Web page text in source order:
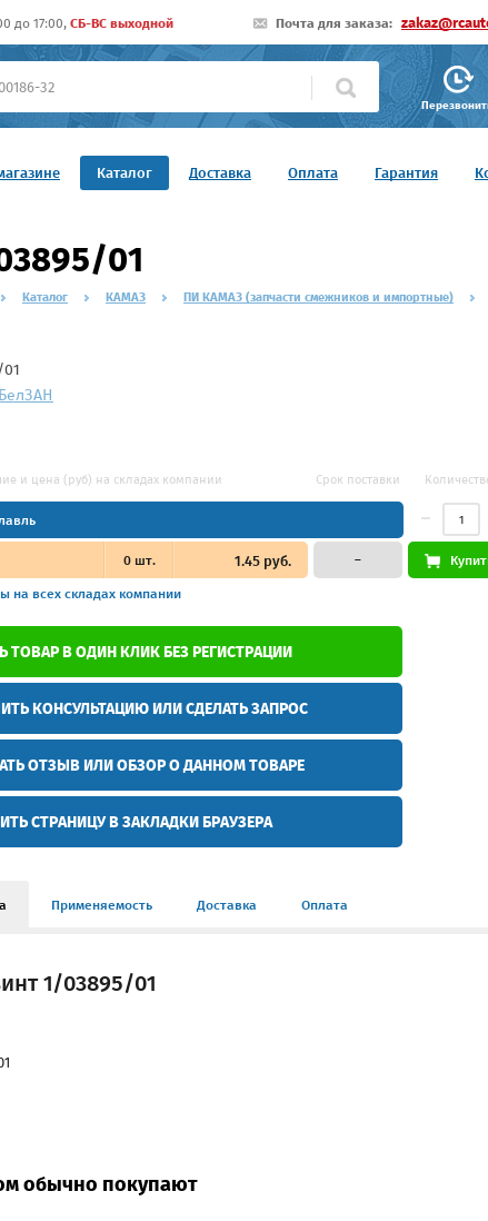
до 17:00, СБ-ВС выходной Почта для заказа:
Каталог Доставка Оплата Гарантия
01
Каталог КАМАЗ ПИ КАМАЗ (запчасти смежников и импортные)
БелЗAН
и цена (руб) на складах компании Срок поставки
0шт. 1.45 руб.
на всех складах компании
–
ТОВАР В ОДИН КЛИК БЕЗ РЕГИСТРАЦИИ
КОНСУЛЬТАЦИЮ ИЛИ СДЕЛАТЬ ЗАПРОС
ОТЗЫВ ИЛИ ОБЗОР О ДАННОМ ТОВАРЕ
СТРАНИЦУ В ЗАКЛАДКИ БРАУЗЕРА
Применяемость Доставка Оплата
1/03895/01
обычно покупают